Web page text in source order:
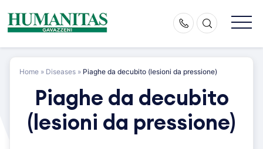
content
Home » Diseases » Piaghe da decubito (lesioni da pressione)
Piaghe da decubito
(lesioni da pressione)